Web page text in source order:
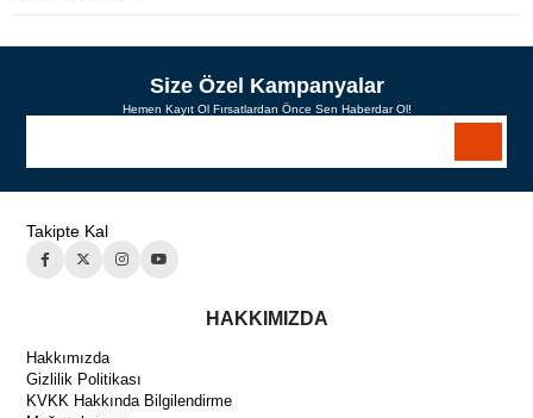
Size Özel Kampanyalar
Hemen Kayıt Ol Fırsatlardan Önce Sen Haberdar Ol!
Takipte Kal
HAKKIMIZDA
Hakkımızda
Gizlilik Politikası
KVKK Hakkında Bilgilendirme